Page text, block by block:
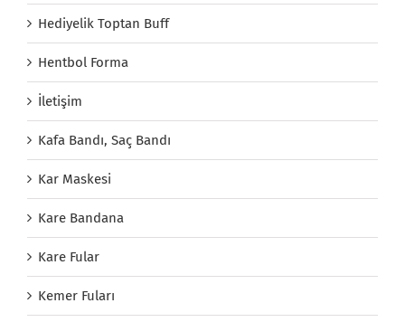
Hediyelik Toptan Buff
Hentbol Forma
İletişim
Kafa Bandı, Saç Bandı
Kar Maskesi
Kare Bandana
Kare Fular
Kemer Fuları